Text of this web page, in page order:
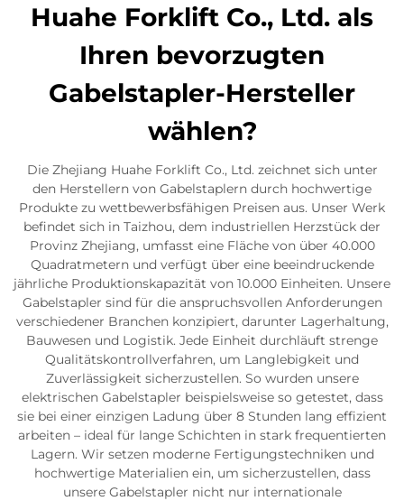
Huahe Forklift Co., Ltd. als
Ihren bevorzugten
Gabelstapler-Hersteller
wählen?
Die Zhejiang Huahe Forklift Co., Ltd. zeichnet sich unter
den Herstellern von Gabelstaplern durch hochwertige
Produkte zu wettbewerbsfähigen Preisen aus. Unser Werk
befindet sich in Taizhou, dem industriellen Herzstück der
Provinz Zhejiang, umfasst eine Fläche von über 40.000
Quadratmetern und verfügt über eine beeindruckende
jährliche Produktionskapazität von 10.000 Einheiten. Unsere
Gabelstapler sind für die anspruchsvollen Anforderungen
verschiedener Branchen konzipiert, darunter Lagerhaltung,
Bauwesen und Logistik. Jede Einheit durchläuft strenge
Qualitätskontrollverfahren, um Langlebigkeit und
Zuverlässigkeit sicherzustellen. So wurden unsere
elektrischen Gabelstapler beispielsweise so getestet, dass
sie bei einer einzigen Ladung über 8 Stunden lang effizient
arbeiten – ideal für lange Schichten in stark frequentierten
Lagern. Wir setzen moderne Fertigungstechniken und
hochwertige Materialien ein, um sicherzustellen, dass
unsere Gabelstapler nicht nur internationale